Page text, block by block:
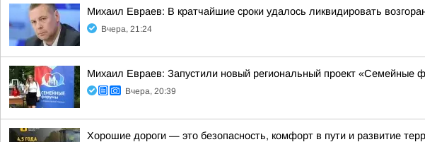
Михаил Евраев: В кратчайшие сроки удалось ликвидировать
Вчера, 21:24
Михаил Евраев: Запустили новый региональный проект «Семейные
Вчера, 20:39
Хорошие дороги — это безопасность, комфорт в пути и развитие